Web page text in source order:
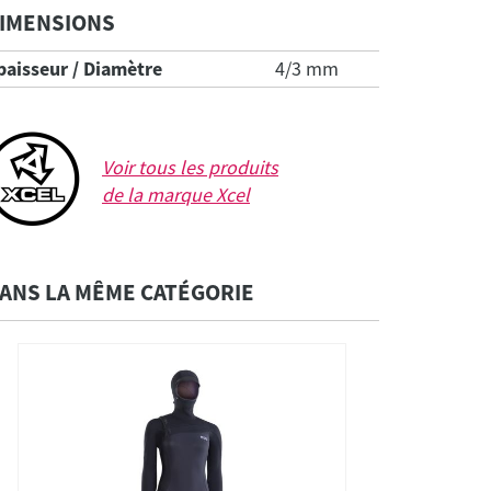
/ Diamètre 4/3 mm
Voir tous les produits
de la marqueXcel
LA MÊME CATÉGORIE